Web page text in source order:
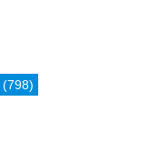
(798)